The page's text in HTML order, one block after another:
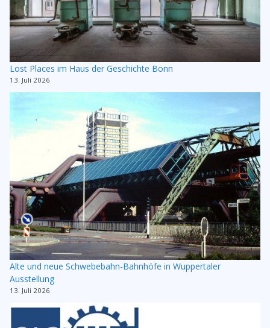
Lost Places im Haus der Geschichte Bonn
13. Juli 2026
Alte und neue Schwebebahn-Bahnhöfe in Wuppertaler
Ausstellung
13. Juli 2026